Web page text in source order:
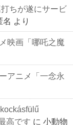
ちが遂にサービ
名 より
映画「哪吒之魔
アニメ「一念永
高です に小動物